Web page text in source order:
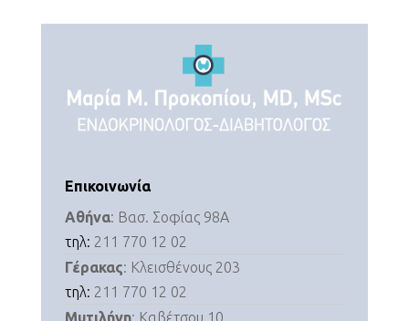
Επικοινωνία
Αθήνα: Βασ. Σοφίας 98Α
τηλ: 211 770 12 02
Γέρακας: Κλεισθένους 203
τηλ: 211 770 12 02